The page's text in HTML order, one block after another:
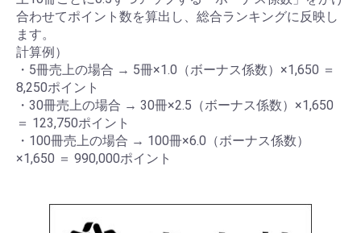
合わせてポイント数を算出し、総合ランキングに反映し
ます。
計算例）
・5冊売上の場合 → 5冊×1.0（ボーナス係数）×1,650 ＝
8,250ポイント
・30冊売上の場合 → 30冊×2.5（ボーナス係数）×1,650
＝ 123,750ポイント
・100冊売上の場合 → 100冊×6.0（ボーナス係数）
×1,650 ＝ 990,000ポイント